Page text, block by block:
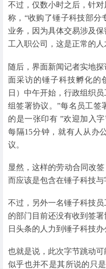
不过，仅数小时之后，针
称，“收购了锤子科技部分
业务，因为具体交易涉及
工入职公司，这是正常的人
随后，界面新闻记者实地
面采访的锤子科技孵化的
日）中午开始，行政组织
组签署协议。”每名员工签
的是一张印有 ”欢迎加入
每隔15分钟，就有人从办
议。
显然，这样的劳动合同改
而应该是包含在锤子科技与
不过，另外一名锤子科技
的部门目前还没有收到签
日头条的人力到锤子科技办
也就是说，此次字节跳动
似乎也并不是其所说的只